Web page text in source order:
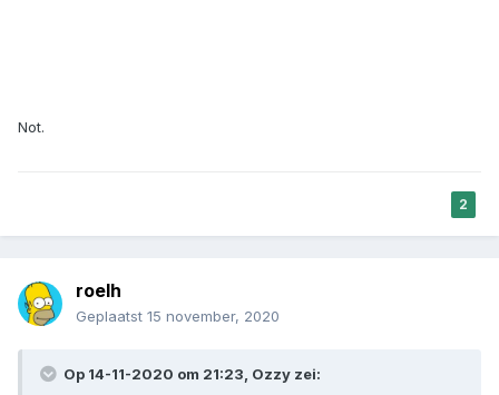
Not.
2
roelh
Geplaatst 15 november, 2020
Op 14-11-2020 om 21:23, Ozzy zei: